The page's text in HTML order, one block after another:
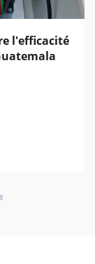
l'efficacité